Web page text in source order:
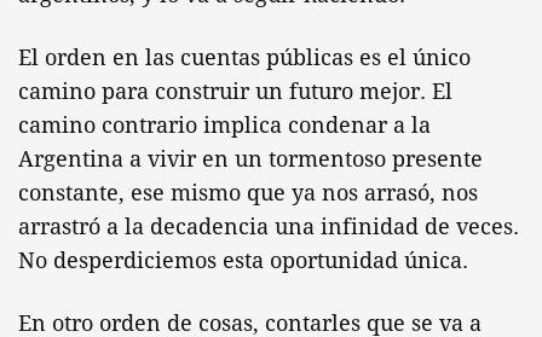
El orden en las cuentas públicas es el único
camino para construir un futuro mejor. El
camino contrario implica condenar a la
Argentina a vivir en un tormentoso presente
constante, ese mismo que ya nos arrasó, nos
arrastró a la decadencia una infinidad de veces.
No desperdiciemos esta oportunidad única.
En otro orden de cosas, contarles que se va a